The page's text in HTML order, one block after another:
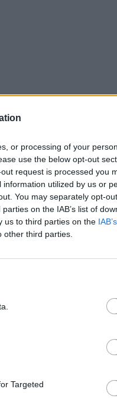
or processing of your
use the below opt-out
request is processed you
utilized by us or
You may separately opt-
on the IAB’s list of
us to third parties on the
third parties.
Targeted